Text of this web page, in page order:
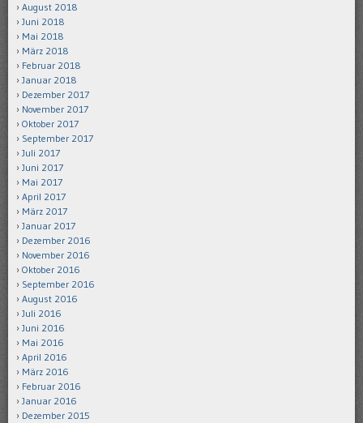
August 2018
Juni 2018
Mai 2018
März 2018
Februar 2018
Januar 2018
Dezember 2017
November 2017
Oktober 2017
September 2017
Juli 2017
Juni 2017
Mai 2017
April 2017
März 2017
Januar 2017
Dezember 2016
November 2016
Oktober 2016
September 2016
August 2016
Juli 2016
Juni 2016
Mai 2016
April 2016
März 2016
Februar 2016
Januar 2016
Dezember 2015